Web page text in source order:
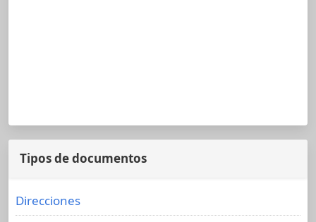
Tipos de documentos
Direcciones